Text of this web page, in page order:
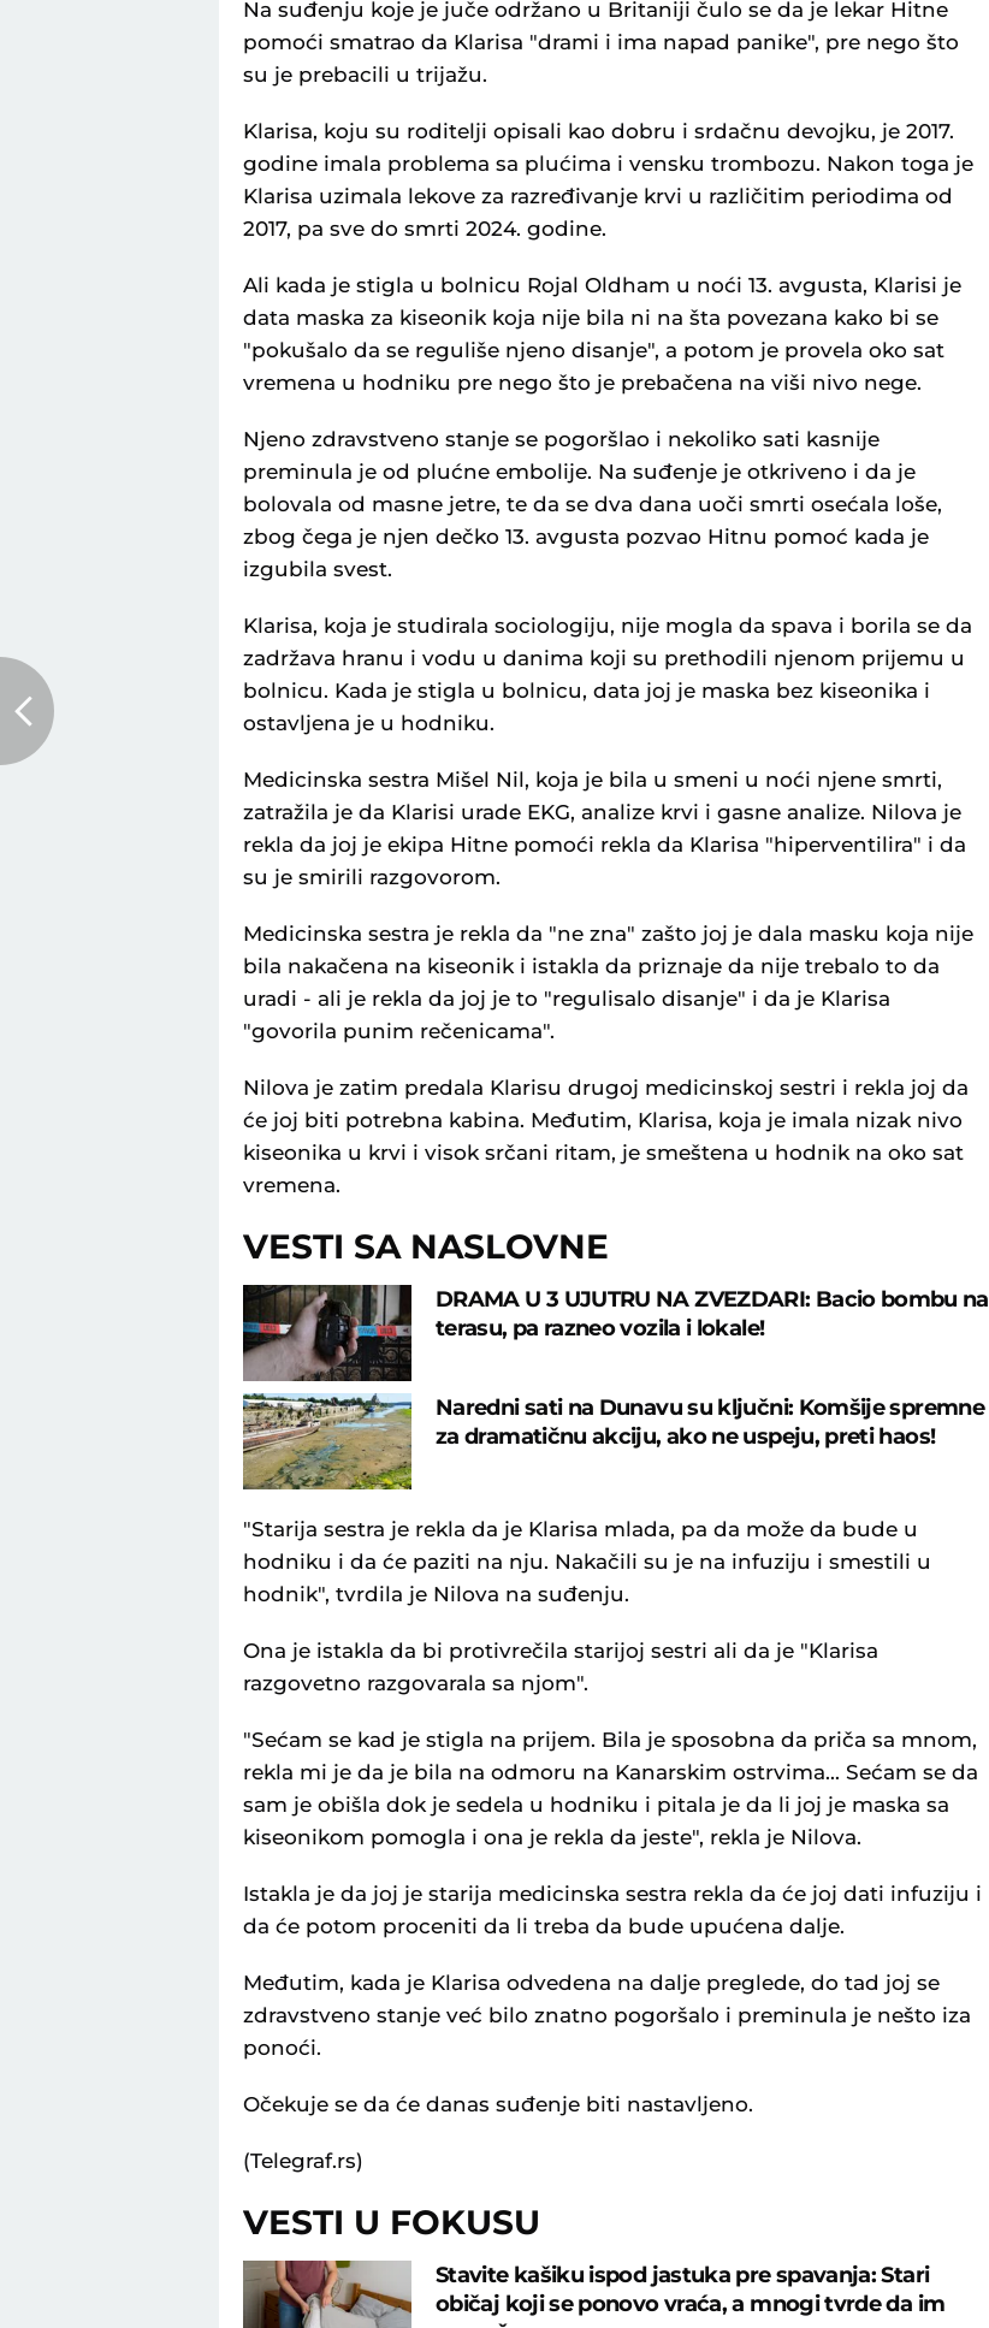
Na suđenju koje je juče održano u Britaniji čulo se da je lekar Hitne
pomoći smatrao da Klarisa "drami i ima napad panike", pre nego što
su je prebacili u trijažu.
Klarisa, koju su roditelji opisali kao dobru i srdačnu devojku, je 2017.
godine imala problema sa plućima i vensku trombozu. Nakon toga je
Klarisa uzimala lekove za razređivanje krvi u različitim periodima od
2017, pa sve do smrti 2024. godine.
Ali kada je stigla u bolnicu Rojal Oldham u noći 13. avgusta, Klarisi je
data maska za kiseonik koja nije bila ni na šta povezana kako bi se
"pokušalo da se reguliše njeno disanje", a potom je provela oko sat
vremena u hodniku pre nego što je prebačena na viši nivo nege.
Njeno zdravstveno stanje se pogoršlao i nekoliko sati kasnije
preminula je od plućne embolije. Na suđenje je otkriveno i da je
bolovala od masne jetre, te da se dva dana uoči smrti osećala loše,
zbog čega je njen dečko 13. avgusta pozvao Hitnu pomoć kada je
izgubila svest.
Klarisa, koja je studirala sociologiju, nije mogla da spava i borila se da
zadržava hranu i vodu u danima koji su prethodili njenom prijemu u
bolnicu. Kada je stigla u bolnicu, data joj je maska bez kiseonika i
ostavljena je u hodniku.
Medicinska sestra Mišel Nil, koja je bila u smeni u noći njene smrti,
zatražila je da Klarisi urade EKG, analize krvi i gasne analize. Nilova je
rekla da joj je ekipa Hitne pomoći rekla da Klarisa "hiperventilira" i da
su je smirili razgovorom.
Medicinska sestra je rekla da "ne zna" zašto joj je dala masku koja nije
bila nakačena na kiseonik i istakla da priznaje da nije trebalo to da
uradi - ali je rekla da joj je to "regulisalo disanje" i da je Klarisa
"govorila punim rečenicama".
Nilova je zatim predala Klarisu drugoj medicinskoj sestri i rekla joj da
će joj biti potrebna kabina. Međutim, Klarisa, koja je imala nizak nivo
kiseonika u krvi i visok srčani ritam, je smeštena u hodnik na oko sat
vremena.
VESTI SA NASLOVNE
DRAMA U 3 UJUTRU NA ZVEZDARI: Bacio bombu na
terasu, pa razneo vozila i lokale!
Naredni sati na Dunavu su ključni: Komšije spremne
za dramatičnu akciju, ako ne uspeju, preti haos!
"Starija sestra je rekla da je Klarisa mlada, pa da može da bude u
hodniku i da će paziti na nju. Nakačili su je na infuziju i smestili u
hodnik", tvrdila je Nilova na suđenju.
Ona je istakla da bi protivrečila starijoj sestri ali da je "Klarisa
razgovetno razgovarala sa njom".
"Sećam se kad je stigla na prijem. Bila je sposobna da priča sa mnom,
rekla mi je da je bila na odmoru na Kanarskim ostrvima... Sećam se da
sam je obišla dok je sedela u hodniku i pitala je da li joj je maska sa
kiseonikom pomogla i ona je rekla da jeste", rekla je Nilova.
Istakla je da joj je starija medicinska sestra rekla da će joj dati infuziju i
da će potom proceniti da li treba da bude upućena dalje.
Međutim, kada je Klarisa odvedena na dalje preglede, do tad joj se
zdravstveno stanje već bilo znatno pogoršalo i preminula je nešto iza
ponoći.
Očekuje se da će danas suđenje biti nastavljeno.
(Telegraf.rs)
VESTI U FOKUSU
Stavite kašiku ispod jastuka pre spavanja: Stari
običaj koji se ponovo vraća, a mnogi tvrde da im